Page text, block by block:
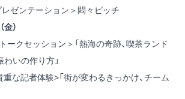
ゼンテーション＞悶々ピッチ
金）
クセッション＞「熱海の奇跡、喫茶ランド
わいの作り方」
な記者体験>「街が変わるきっかけ、チーム